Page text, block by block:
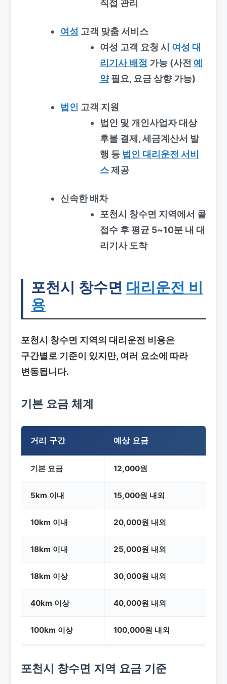
직접 관리
여성 고객 맞춤 서비스
여성 고객 요청 시 여성 대
리기사 배정 가능 (사전 예
약필요, 요금 상향 가능)
법인 고객 지원
법인 및 개인사업자 대상
후불 결제, 세금계산서 발
행 등 법인 대리운전 서비
스제공
신속한 배차
포천시 창수면 지역에서 콜
접수 후 평균 5~10분 내 대
리기사 도착
포천시 창수면 대리운전 비
용
포천시 창수면 지역의 대리운전 비용은
구간별로 기준이 있지만, 여러 요소에 따라
변동됩니다.
기본 요금 체계
거리 구간 예상 요금
기본 요금 12,000원
5km 이내 15,000원 내외
10km 이내 20,000원 내외
18km 이내 25,000원 내외
18km 이상 30,000원 내외
40km 이상 40,000원 내외
100km 이상 100,000원 내외
포천시 창수면 지역 요금 기준